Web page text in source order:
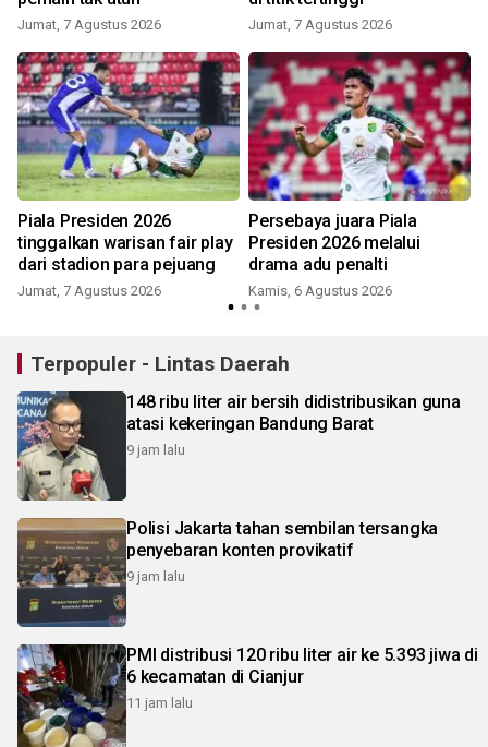
Jumat, 7 Agustus 2026 Jumat, 7 Agustus 2026
Piala Presiden 2026
tinggalkan warisan fair play
dari stadion para pejuang
Jumat, 7 Agustus 2026
Persebaya juara Piala
Presiden 2026 melalui
drama adu penalti
Kamis, 6 Agustus 2026
Terpopuler - Lintas Daerah
148 ribu liter air bersih didistribusikan guna
atasi kekeringan Bandung Barat
9 jam lalu
Polisi Jakarta tahan sembilan tersangka
penyebaran konten provikatif
9 jam lalu
PMI distribusi 120 ribu liter air ke 5.393 jiwa di
6 kecamatan di Cianjur
11 jam lalu